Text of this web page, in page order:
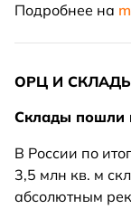
Подробнее на
ОРЦ И
Склады пошли
В России по
3,5 млн кв. м
абсолютным